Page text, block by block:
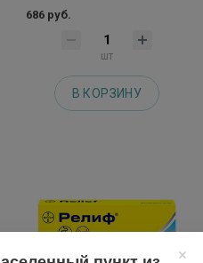
686 руб.
шт
В КОРЗИНУ